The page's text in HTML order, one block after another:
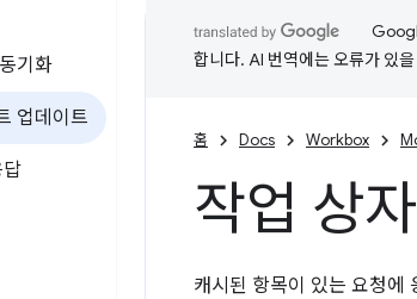
기화
업데이트
합니다. AI 번역에는 오류가 있
홈 Docs Workbox
작업 상
캐시된 항목이 있는 요청에